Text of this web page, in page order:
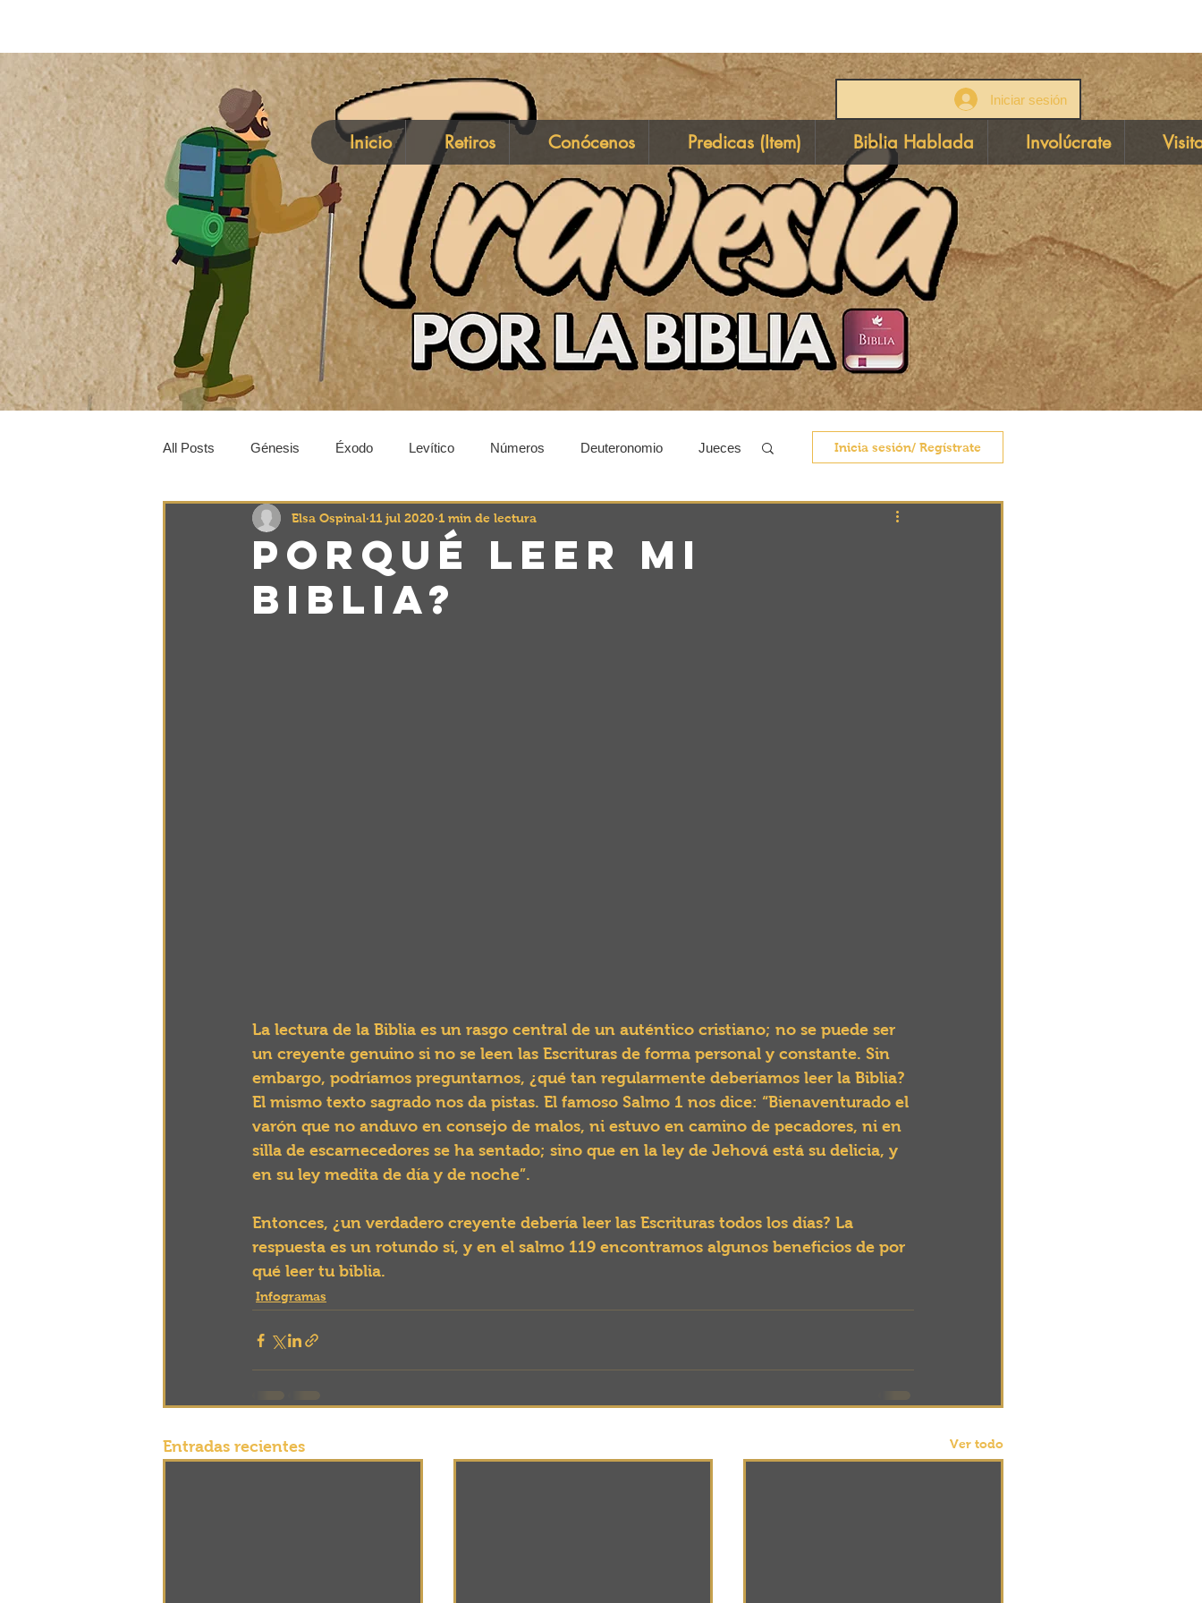
All Posts Génesis Éxodo Levítico Números Deuteronomio Jueces
Josué 1Samuel 2Samuel 1 Reyes
2 Crónicas Esdras Ester Nehemías
Inicia sesión/ Regístrate
Porqué leer mi
biblia?
Elsa Ospinal 11 jul 2020 1 min de lectura
La lectura de la Biblia es un rasgo central de un auténtico cristiano; no se puede ser
un creyente genuino si no se leen las Escrituras de forma personal y constante. Sin
embargo, podríamos preguntarnos, ¿qué tan regularmente deberíamos leer la Biblia?
El mismo texto sagrado nos da pistas. El famoso Salmo 1 nos dice: “Bienaventurado el
varón que no anduvo en consejo de malos, ni estuvo en camino de pecadores, ni en
silla de escarnecedores se ha sentado; sino que en la ley de Jehová está su delicia, y
en su ley medita de día y de noche”.
Entonces, ¿un verdadero creyente debería leer las Escrituras todos los días? La
respuesta es un rotundo sí, y en el salmo 119 encontramos algunos beneficios de por
qué leer tu biblia.
Infogramas
Entradas recientes Ver todo
Inicio Retiros Conócenos Predicas (Item) Biblia Hablada Involúcrate
Iniciar sesión